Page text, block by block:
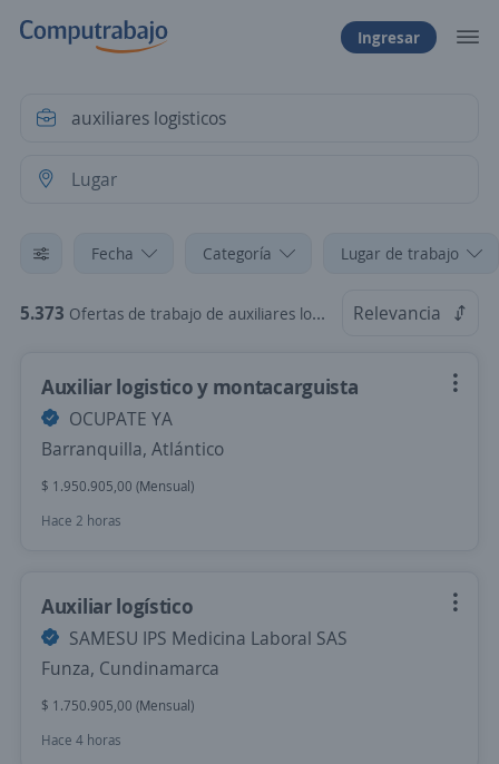
Ingresar
Fecha Categoría Lugar de trabajo
5.373 Ofertas de trabajo de auxiliares logisticos Relevancia
Auxiliar logistico y montacarguista
OCUPATE YA
Barranquilla, Atlántico
$ 1.950.905,00 (Mensual)
Hace 2 horas
Auxiliar logístico
SAMESU IPS Medicina Laboral SAS
Funza, Cundinamarca
$ 1.750.905,00 (Mensual)
Hace 4 horas